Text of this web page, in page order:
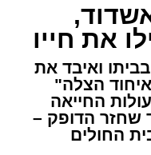
את חייו
בביתו ואיבד את
הצלה"
החייאה
שחזר הדופק –
החולים